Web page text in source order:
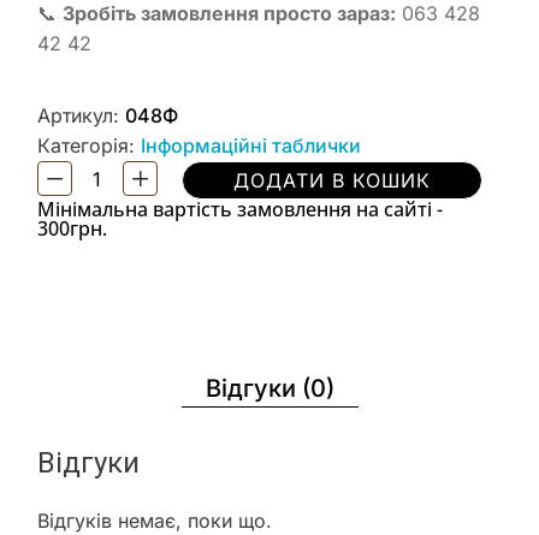
📞 Зробіть замовлення просто зараз: 063 428
42 42
Артикул: 048Ф
Категорія: Інформаційні таблички
ДОДАТИ В КОШИК
Мінімальна вартість замовлення на сайті -
300грн.
Відгуки (0)
Відгуки
Відгуків немає, поки що.